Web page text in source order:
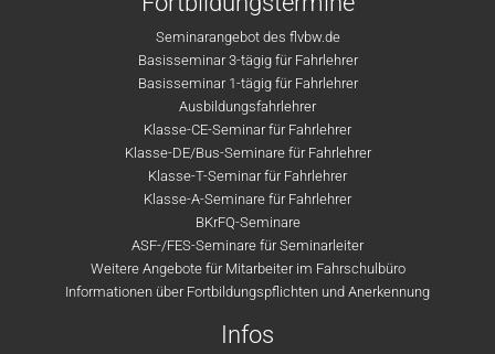
Seminarangebot des flvbw.de
Basisseminar 3-tägig für Fahrlehrer
Basisseminar 1-tägig für Fahrlehrer
Ausbildungsfahrlehrer
Klasse-CE-Seminar für Fahrlehrer
Klasse-DE/Bus-Seminare für Fahrlehrer
Klasse-T-Seminar für Fahrlehrer
Klasse-A-Seminare für Fahrlehrer
BKrFQ-Seminare
ASF-/FES-Seminare für Seminarleiter
Weitere Angebote für Mitarbeiter im Fahrschulbüro
Informationen über Fortbildungspflichten und Anerkennung
Infos